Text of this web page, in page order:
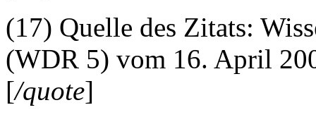
(17) Quelle des Zitats:
(WDR 5) vom 16. April
[/quote]